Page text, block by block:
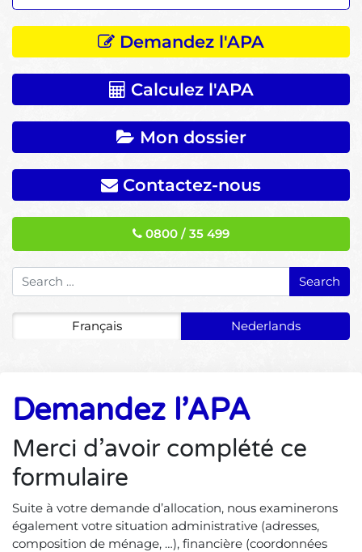
Demandez l'APA
Calculez l'APA
Mon dossier
Contactez-nous
0800 / 35 499
Search for:
Français Nederlands
Demandez l’APA
Merci d’avoir complété ce
formulaire
Suite à votre demande d’allocation, nous examinerons
également votre situation administrative (adresses,
composition de ménage, …), financière (coordonnées